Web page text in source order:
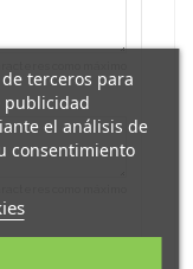
terceros para
publicidad
el análisis de
consentimiento